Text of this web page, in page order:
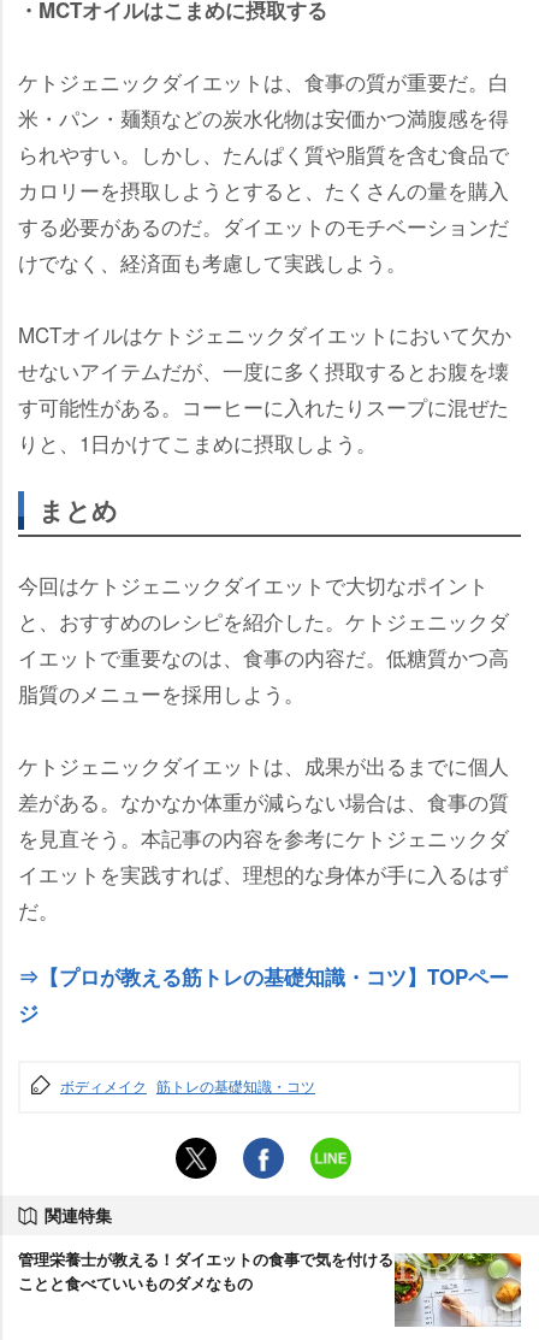
・MCTオイルはこまめに摂取する
ケトジェニックダイエットは、食事の質が重要だ。白
米・パン・麺類などの炭水化物は安価かつ満腹感を得
られやすい。しかし、たんぱく質や脂質を含む食品で
カロリーを摂取しようとすると、たくさんの量を購入
する必要があるのだ。ダイエットのモチベーションだ
けでなく、経済面も考慮して実践しよう。
MCTオイルはケトジェニックダイエットにおいて欠か
せないアイテムだが、一度に多く摂取するとお腹を壊
す可能性がある。コーヒーに入れたりスープに混ぜた
りと、1日かけてこまめに摂取しよう。
まとめ
今回はケトジェニックダイエットで大切なポイント
と、おすすめのレシピを紹介した。ケトジェニックダ
イエットで重要なのは、食事の内容だ。低糖質かつ高
脂質のメニューを採用しよう。
ケトジェニックダイエットは、成果が出るまでに個人
差がある。なかなか体重が減らない場合は、食事の質
を見直そう。本記事の内容を参考にケトジェニックダ
イエットを実践すれば、理想的な身体が手に入るはず
だ。
⇒【プロが教える筋トレの基礎知識・コツ】TOPペー
ジ
ボディメイク 筋トレの基礎知識・コツ
関連特集
管理栄養士が教える！ダイエットの食事で気を付ける
ことと食べていいものダメなもの